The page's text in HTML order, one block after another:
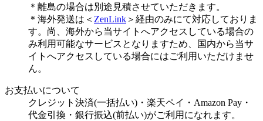
＊離島の場合は別途見積させていただきます。
＊海外発送は＜ ZenLink ＞経由のみにて対応しておりま
す。尚、海外から当サイトへアクセスしている場合の
み利用可能なサービスとなりますため、国内から当サ
イトへアクセスしている場合にはご利用いただけませ
ん。
お支払いについて
クレジット決済(一括払い)・楽天ペイ・Amazon Pay・
代金引換・銀行振込(前払い)がご利用になれます。